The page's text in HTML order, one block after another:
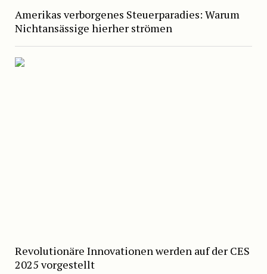
Amerikas verborgenes Steuerparadies: Warum
Nichtansässige hierher strömen
Revolutionäre Innovationen werden auf der CES
2025 vorgestellt